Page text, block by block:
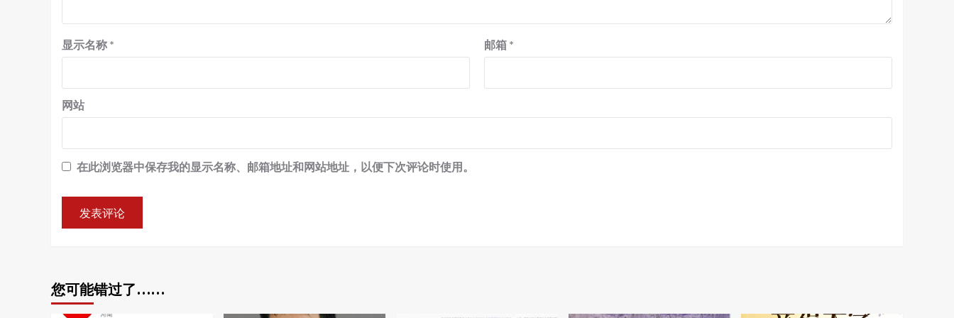
显示名称 * 邮箱 *
网站
在此浏览器中保存我的显示名称、邮箱地址和网站地址，以便下次评论时使用。
您可能错过了……